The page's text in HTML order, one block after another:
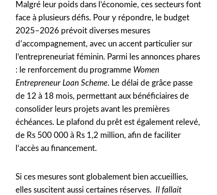
Malgré leur poids dans l’économie, ces secteurs font
face à plusieurs défis. Pour y répondre, le budget
2025–2026 prévoit diverses mesures
d’accompagnement, avec un accent particulier sur
l’entrepreneuriat féminin. Parmi les annonces phares
: le renforcement du programme Women
Entrepreneur Loan Scheme. Le délai de grâce passe
de 12 à 18 mois, permettant aux bénéficiaires de
consolider leurs projets avant les premières
échéances. Le plafond du prêt est également relevé,
de Rs 500 000 à Rs 1,2 million, afin de faciliter
l’accès au financement.
Si ces mesures sont globalement bien accueillies,
elles suscitent aussi certaines réserves. Il fallait